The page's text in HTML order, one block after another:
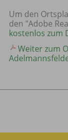
Um den
den "Adobe
kostenlos zum
Weiter zum